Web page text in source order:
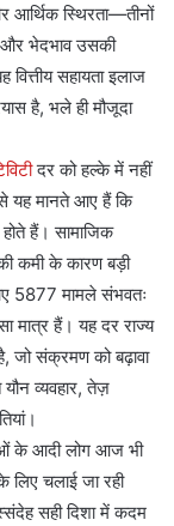
आर्थिक स्थिरता—तीनों
और भेदभाव उसकी
सहायता इलाज
है, भले ही मौजूदा
दर को हल्के में नहीं
यह मानते आए हैं कि
हैं। सामाजिक
कमी के कारण बड़ी
5877 मामले संभवतः
मात्र हैं। यह दर राज्य
जो संक्रमण को बढ़ावा
व्यवहार, तेज़
के आदी लोग आज भी
चलाई जा रही
सही दिशा में कदम